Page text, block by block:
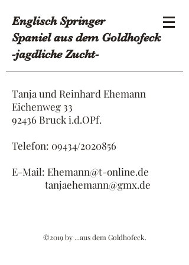
Englisch Springer
Spanielaus dem Goldhofeck
-jagdlicheZucht-
Tanja und Reinhard Ehemann
Eichenweg 33
92436 Bruck i.d.OPf.
Telefon: 09434/2020856
E-Mail: Ehemann@t-online.de
tanjaehemann@gmx.de
©2019 by ...aus dem Goldhofeck.